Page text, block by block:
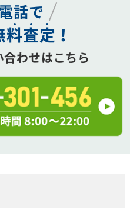
話で
料査定 ！
わせはこちら